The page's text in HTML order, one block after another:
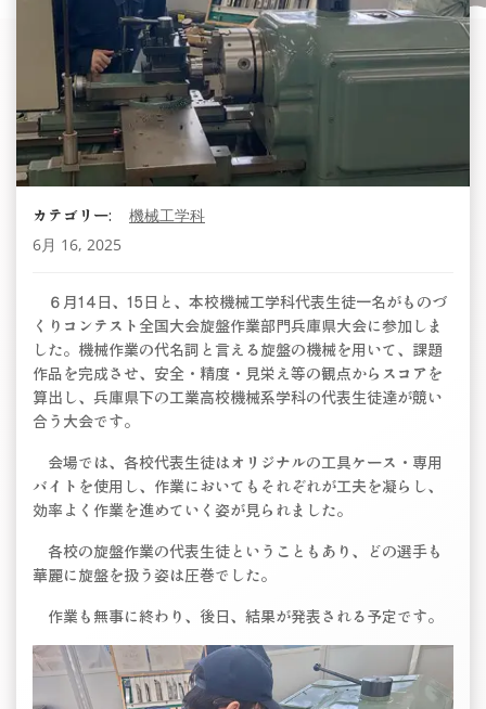
カテゴリー:
機械工学科
6月 16, 2025
６月14日、15日と、本校機械工学科代表生徒一名がものづ
くりコンテスト全国大会旋盤作業部門兵庫県大会に参加しま
した。機械作業の代名詞と言える旋盤の機械を用いて、課題
作品を完成させ、安全・精度・見栄え等の観点からスコアを
算出し、兵庫県下の工業高校機械系学科の代表生徒達が競い
合う大会です。
会場では、各校代表生徒はオリジナルの工具ケース・専用
バイトを使用し、作業においてもそれぞれが工夫を凝らし、
効率よく作業を進めていく姿が見られました。
各校の旋盤作業の代表生徒ということもあり、どの選手も
華麗に旋盤を扱う姿は圧巻でした。
作業も無事に終わり、後日、結果が発表される予定です。